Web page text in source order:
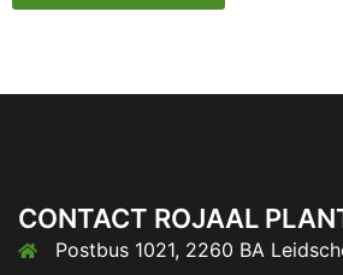
CONTACT ROJAAL
Postbus 1021, 2260 BA